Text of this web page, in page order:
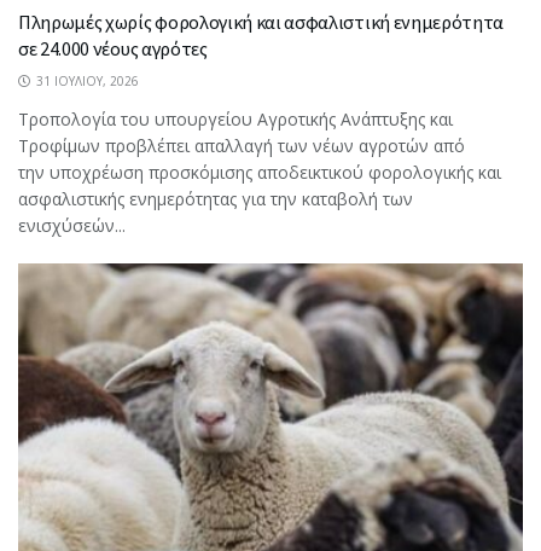
Πληρωμές χωρίς φορολογική και ασφαλιστική ενημερότητα
σε 24.000 νέους αγρότες
31 ΙΟΥΛΊΟΥ, 2026
Τροπολογία του υπουργείου Αγροτικής Ανάπτυξης και
Τροφίμων προβλέπει απαλλαγή των νέων αγροτών από
την υποχρέωση προσκόμισης αποδεικτικού φορολογικής και
ασφαλιστικής ενημερότητας για την καταβολή των
ενισχύσεών...